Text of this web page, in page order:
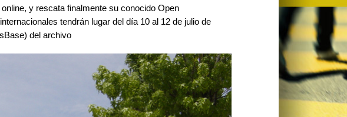
y rescata finalmente su conocido Open
tendrán lugar del día 10 al 12 de julio de
del archivo